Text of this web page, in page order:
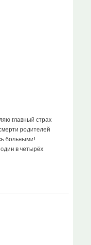
главный страх
родителей
больными!
в четырёх